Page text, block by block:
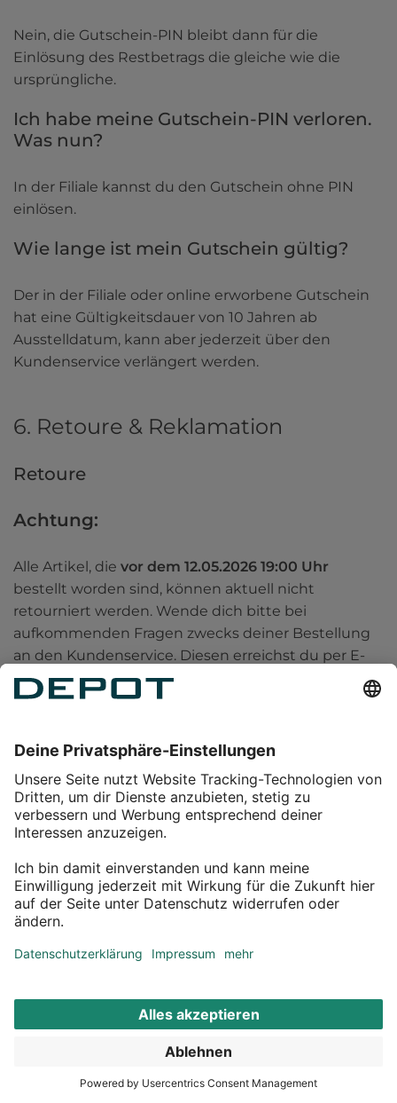
Nein, die Gutschein-PIN bleibt dann für die
Einlösung des Restbetrags die gleiche wie die
ursprüngliche.
Ich habe meine Gutschein-PIN verloren.
Was nun?
In der Filiale kannst du den Gutschein ohne PIN
einlösen.
Wie lange ist mein Gutschein gültig?
Der in der Filiale oder online erworbene Gutschein
hat eine Gültigkeitsdauer von 10 Jahren ab
Ausstelldatum, kann aber jederzeit über den
Kundenservice verlängert werden.
6. Retoure & Reklamation
Retoure
Achtung:
Alle Artikel, die
bestellt worden sind, können aktuell nicht
retourniert werden. Wende dich bitte bei
aufkommenden Fragen zwecks deiner Bestellung
an den Kundenservice. Diesen erreichst du per E-
Mail kundenservice@depot-online.com.
Retourenversandetikett und einen
Retourenschein. Bitte gebe zunächst auf deinem
Retourenschein hinter dem entsprechenden
Artikel deinen Rücksendegrund an. Lege die Ware
gemeinsam mit dem Retourenschein in den
Zur schnelleren Abwicklung findest du einen
Retourenversandetikett im Paket, dessen Nutzung
Karton. Bitte achte darauf, dass das alte Etikett, mit
zu sehen ist.
Sollte kein Retourenetikett beiliegen, kontaktiere
Kundenservice unter kundenservice@depot-